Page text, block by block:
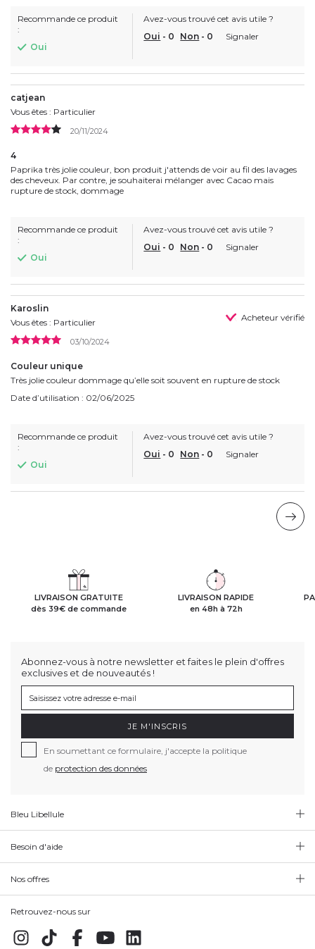
Recommande ce produit
:
Oui
Avez-vous trouvé cet avis utile ?
Oui - 0 Non - 0 Signaler
catjean
Vous êtes : Particulier
20/11/2024
4
Paprika très jolie couleur, bon produit j'attends de voir au fil des lavages
des cheveux. Par contre, je souhaiterai mélanger avec Cacao mais
rupture de stock, dommage
Recommande ce produit
:
Oui
Avez-vous trouvé cet avis utile ?
Oui - 0 Non - 0 Signaler
Karoslin
Vous êtes : Particulier
Acheteur vérifié
03/10/2024
Couleur unique
Très jolie couleur dommage qu’elle soit souvent en rupture de stock
Date d’utilisation : 02/06/2025
Recommande ce produit
:
Oui
Avez-vous trouvé cet avis utile ?
Oui - 0 Non - 0 Signaler
LIVRAISON GRATUITE
dès 39€ de commande
LIVRAISON RAPIDE
en 48h à 72h
Abonnez-vous à notre newsletter et faites le plein d'offres
exclusives et de nouveautés !
JE M'INSCRIS
En soumettant ce formulaire, j'accepte la politique
de protection des données
Bleu Libellule
Besoin d'aide
Nos offres
Retrouvez-nous sur